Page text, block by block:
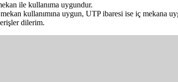
ile kullanıma uygundur.
kullanımına uygun, UTP ibaresi ise iç
dilerim.